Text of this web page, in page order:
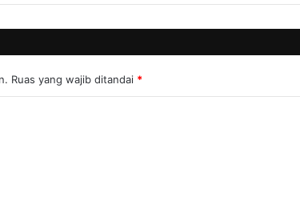
Ruas yang wajib ditandai *